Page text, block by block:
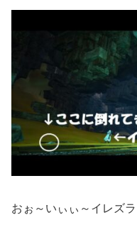
おぉ～いぃぃ～イレズラ